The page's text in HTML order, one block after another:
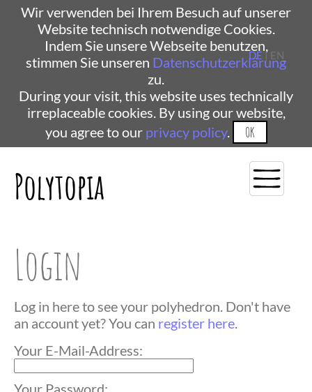
Wir verwenden bei Ihrem Besuch auf unserer
Website technisch notwendige Cookies.
Indem Sie unsere Webseite benutzen,
stimmen Sie unseren Datenschutzerklärung
zu.
During your visit, this website uses technically
irreplaceable cookies. By using our website,
you agree to our privacy policy. OK
Polytopia
DE| EN
Login
Log in here to see your polyhedron. Don't have
an account yet? You can register here.
Your E-Mail-Address:
Your Password: